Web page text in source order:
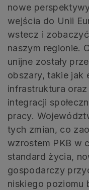
nowe
wejścia do Unii
wstecz i
naszym regionie.
unijne zostały
obszary, takie jak
infrastruktura
integracji
pracy.
tych zmian, co
wzrostem PKB w
standard życia,
gospodarczy
niskiego poziomu